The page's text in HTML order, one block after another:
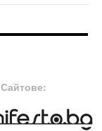
Сайтове: